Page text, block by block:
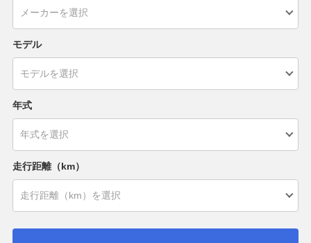
モデル
年式
走行距離（km）